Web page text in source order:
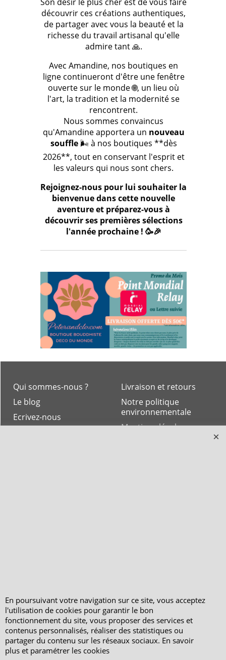
Son désir le plus cher est de vous faire
découvrir ces créations authentiques,
de partager avec vous la beauté et la
richesse du travail artisanal qu'elle
admire tant 🙏.
Avec Amandine, nos boutiques en
ligne continueront d'être une fenêtre
ouverte sur le monde 🌐, un lieu où
l'art, la tradition et la modernité se
rencontrent.
Nous sommes convaincus
qu'Amandine apportera un nouveau
souffle🌬️ à nos boutiques **dès
2026**, tout en conservant l'esprit et
les valeurs qui nous sont chers.
Rejoignez-nous pour lui souhaiter la
bienvenue dans cette nouvelle
aventure et préparez-vous à
découvrir ses premières sélections
l'année prochaine ! 🥳🎉
Livraison et retours
Notre politique
environnementale
Mentions légales
Qui sommes-nous ?
Le blog
Ecrivez-nous
En poursuivant votre navigation sur ce site, vous acceptez
l'utilisation de cookies pour garantir le bon
fonctionnement du site, vous proposer des services et
contenus personnalisés, réaliser des statistiques ou
partager du contenu sur les réseaux sociaux. En savoir
plus et paramétrer les cookies